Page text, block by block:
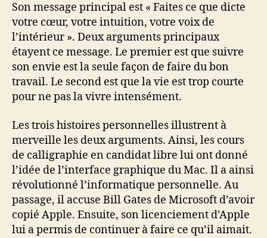
Son message principal est « Faites ce que dicte
votre cœur, votre intuition, votre voix de
l’intérieur ». Deux arguments principaux
étayent ce message. Le premier est que suivre
son envie est la seule façon de faire du bon
travail. Le second est que la vie est trop courte
pour ne pas la vivre intensément.
Les trois histoires personnelles illustrent à
merveille les deux arguments. Ainsi, les cours
de calligraphie en candidat libre lui ont donné
l’idée de l’interface graphique du Mac. Il a ainsi
révolutionné l’informatique personnelle. Au
passage, il accuse Bill Gates de Microsoft d’avoir
copié Apple. Ensuite, son licenciement d’Apple
lui a permis de continuer à faire ce qu’il aimait.